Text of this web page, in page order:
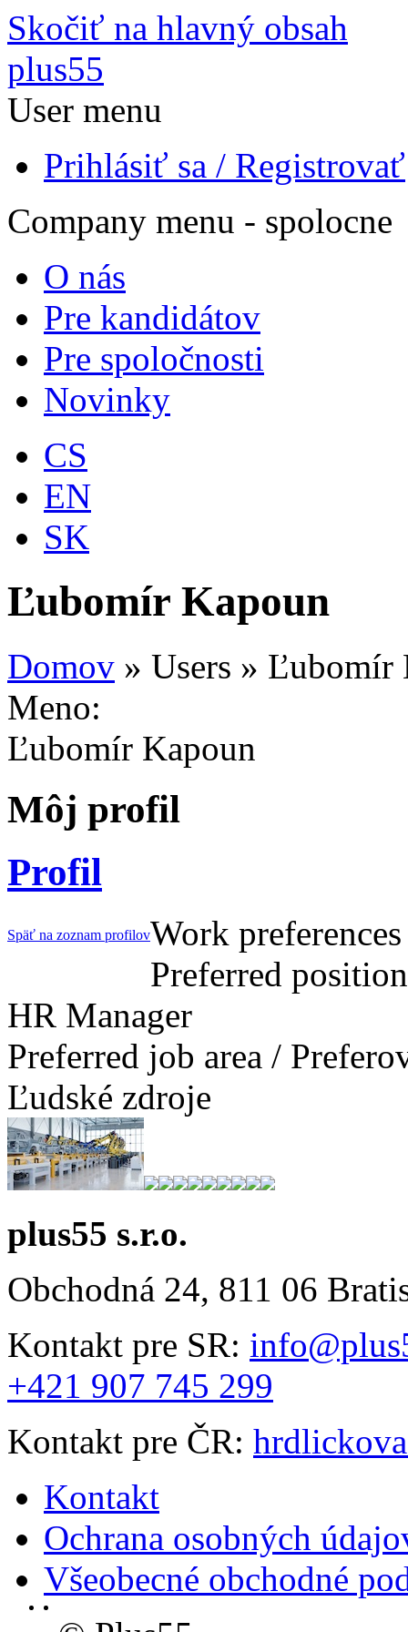
Skočiť na hlavný obsah
plus55
User menu
Prihlásiť sa / Registrovať
Company menu - spolocne
O nás
Pre kandidátov
Pre spoločnosti
Novinky
CS
EN
SK
Ľubomír Kapoun
Domov » Users » Ľubomír
Meno:
Ľubomír Kapoun
Môj profil
Profil
Späť na zoznam profilovWork
Preferred
HR Manager
Preferred job area /
Ľudské zdroje
plus55 s.r.o.
Obchodná 24, 811 06
Kontakt pre SR:
+421 907 745 299
Kontakt pre ČR:
Kontakt
Ochrana osobných
Všeobecné obchodné